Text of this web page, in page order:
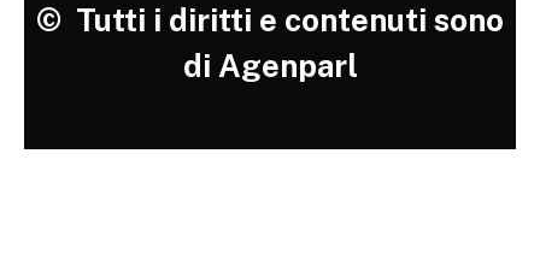
© Tutti i diritti e contenuti sono
di Agenparl